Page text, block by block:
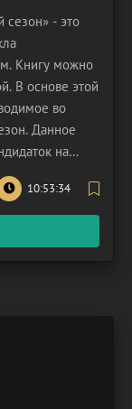
сезон» - это
Книгу можно
В основе этой
во
Данное
на
муж не один,
спутницы
Новости об
10:53:34